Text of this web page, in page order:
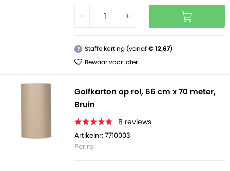
- +
? Staffelkorting (vanaf€ 12,67)
Bewaar voor later
Golfkarton op rol, 66 cm x 70 meter,
Bruin
8 reviews
Artikelnr: 7710003
Per rol